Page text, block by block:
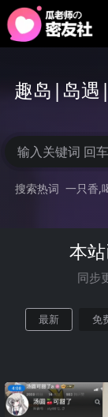
趣岛|岛遇
搜索热词 一只香
本
同步
最新 免